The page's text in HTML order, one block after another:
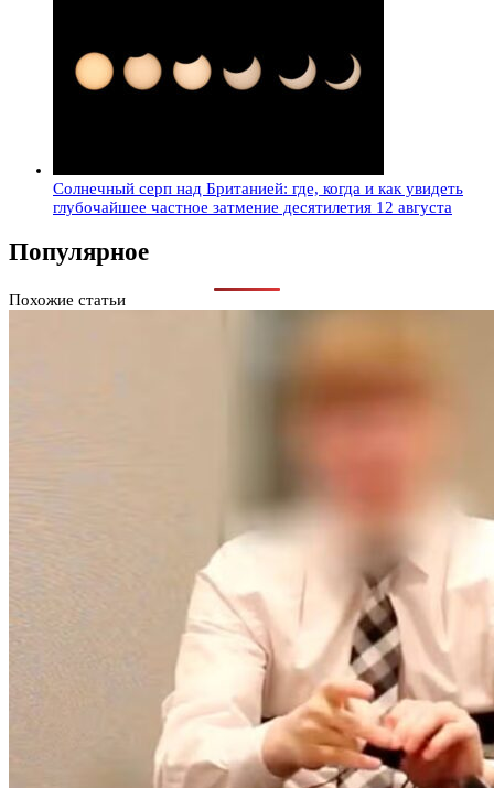
Солнечный серп над Британией: где, когда и как увидеть
глубочайшее частное затмение десятилетия 12 августа
Популярное
Похожие статьи